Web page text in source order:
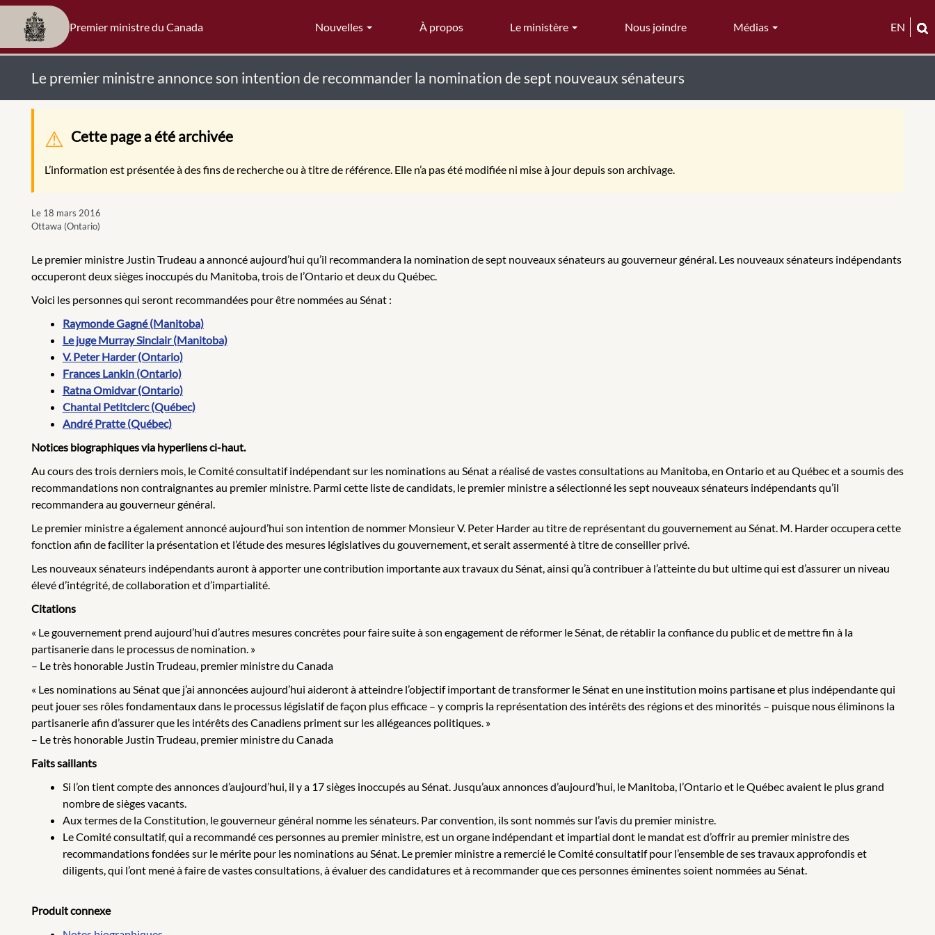
Premier ministre du Canada Nouvelles À propos Le ministère Nous joindre Médias EN
Le premier ministre annonce son intention de recommander la nomination de sept nouveaux sénateurs
Message d'avertissement
Cette page a été archivée
L’information est présentée à des fins de recherche ou à titre de référence. Elle n’a pas été modifiée ni mise à jour depuis son archivage.
Le 18 mars 2016
Ottawa (Ontario)
Le premier ministre Justin Trudeau a annoncé aujourd’hui qu’il recommandera la nomination de sept nouveaux sénateurs au gouverneur général. Les nouveaux sénateurs indépendants
occuperont deux sièges inoccupés du Manitoba, trois de l’Ontario et deux du Québec.
Voici les personnes qui seront recommandées pour être nommées au Sénat :
Raymonde Gagné (Manitoba)
Le juge Murray Sinclair (Manitoba)
V. Peter Harder (Ontario)
Frances Lankin (Ontario)
Ratna Omidvar (Ontario)
Chantal Petitclerc (Québec)
André Pratte (Québec)
Notices biographiques via hyperliens ci-haut.
Au cours des trois derniers mois, le Comité consultatif indépendant sur les nominations au Sénat a réalisé de vastes consultations au Manitoba, en Ontario et au Québec et a soumis des
recommandations non contraignantes au premier ministre. Parmi cette liste de candidats, le premier ministre a sélectionné les sept nouveaux sénateurs indépendants qu’il
recommandera au gouverneur général.
Le premier ministre a également annoncé aujourd’hui son intention de nommer Monsieur V. Peter Harder au titre de représentant du gouvernement au Sénat. M. Harder occupera cette
fonction afin de faciliter la présentation et l’étude des mesures législatives du gouvernement, et serait assermenté à titre de conseiller privé.
Les nouveaux sénateurs indépendants auront à apporter une contribution importante aux travaux du Sénat, ainsi qu’à contribuer à l’atteinte du but ultime qui est d’assurer un niveau
élevé d’intégrité, de collaboration et d’impartialité.
Citations
« Le gouvernement prend aujourd’hui d’autres mesures concrètes pour faire suite à son engagement de réformer le Sénat, de rétablir la confiance du public et de mettre fin à la
partisanerie dans le processus de nomination. »
– Le très honorable Justin Trudeau, premier ministre du Canada
« Les nominations au Sénat que j’ai annoncées aujourd’hui aideront à atteindre l’objectif important de transformer le Sénat en une institution moins partisane et plus indépendante qui
peut jouer ses rôles fondamentaux dans le processus législatif de façon plus efficace – y compris la représentation des intérêts des régions et des minorités – puisque nous éliminons la
partisanerie afin d’assurer que les intérêts des Canadiens priment sur les allégeances politiques. »
– Le très honorable Justin Trudeau, premier ministre du Canada
Faits saillants
Si l’on tient compte des annonces d’aujourd’hui, il y a 17 sièges inoccupés au Sénat. Jusqu’aux annonces d’aujourd’hui, le Manitoba, l’Ontario et le Québec avaient le plus grand
nombre de sièges vacants.
Aux termes de la Constitution, le gouverneur général nomme les sénateurs. Par convention, ils sont nommés sur l’avis du premier ministre.
Le Comité consultatif, qui a recommandé ces personnes au premier ministre, est un organe indépendant et impartial dont le mandat est d’offrir au premier ministre des
recommandations fondées sur le mérite pour les nominations au Sénat. Le premier ministre a remercié le Comité consultatif pour l’ensemble de ses travaux approfondis et
diligents, qui l’ont mené à faire de vastes consultations, à évaluer des candidatures et à recommander que ces personnes éminentes soient nommées au Sénat.
Produit connexe